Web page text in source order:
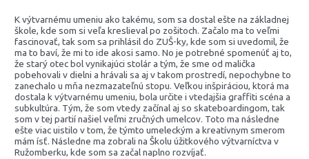
K výtvarnému umeniu ako takému, som sa dostal ešte na základnej
škole, kde som si veľa kreslieval po zošitoch. Začalo ma to veľmi
fascinovať, tak som sa prihlásil do ZUŠ-ky, kde som si uvedomil, že
ma to baví, že mi to ide akosi samo. No je potrebné spomenúť aj to,
že starý otec bol vynikajúci stolár a tým, že sme od malička
pobehovali v dielni a hrávali sa aj v takom prostredí, nepochybne to
zanechalo u mňa nezmazateľnú stopu. Veľkou inšpiráciou, ktorá ma
dostala k výtvarnému umeniu, bola určite i vtedajšia graffiti scéna a
subkultúra. Tým, že som vtedy začínal aj so skateboardingom, tak
som v tej partií našiel veľmi zručných umelcov. Toto ma následne
ešte viac uistilo v tom, že týmto umeleckým a kreatívnym smerom
mám ísť. Následne ma zobrali na Školu úžitkového výtvarníctva v
Ružomberku, kde som sa začal naplno rozvíjať.